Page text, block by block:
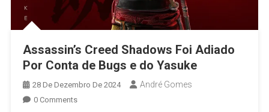
Assassin’s Creed Shadows Foi Adiado
Por Conta de Bugs e do Yasuke
28 De Dezembro De 2024 André Gomes
0 Comments